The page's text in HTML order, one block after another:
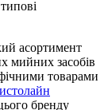
асортимент
мийних засобів
товарами
бренду